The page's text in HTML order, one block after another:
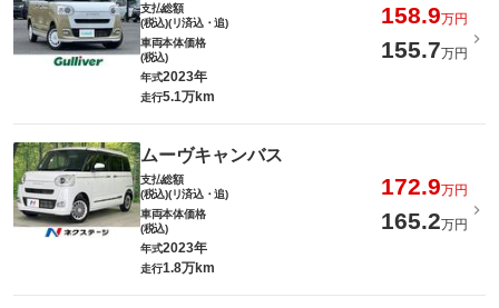
支払総額
(税込)(リ済込・追)
158.9万円
車両本体価格
(税込)
155.7万円
年式2023年
走行5.1万km
ムーヴキャンバス
支払総額
(税込)(リ済込・追)
172.9万円
車両本体価格
(税込)
165.2万円
年式2023年
走行1.8万km